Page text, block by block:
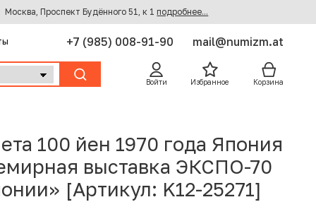
Москва, Проспект Будённого 51, к 1 подробнее...
+7 (985) 008-91-90 mail@numizm.at
Войти Избранное Корзина
100 йен 1970 года Япония
выставка ЭКСПО-70
[Артикул: K12-25271]